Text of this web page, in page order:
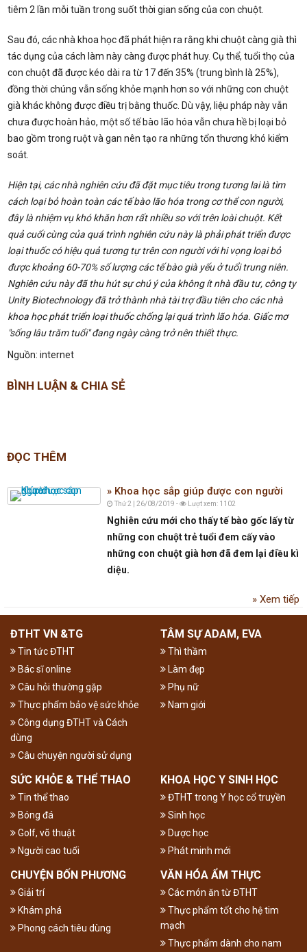
tiêm 2 lần mỗi tuần trong suốt thời gian sống của con chuột.
Sau đó, các nhà khoa học đã phát hiện ra rằng khi chuột càng già thì
tác dụng của cách làm này càng được phát huy. Cụ thể, tuổi thọ của
con chuột đã được kéo dài ra từ 17 đến 35% (trung bình là 25%),
đồng thời chúng vẫn sống khỏe mạnh hơn so với những con chuột
già khác không được điều trị bằng thuốc. Dù vậy, liệu pháp này vẫn
chưa được hoàn hảo, một số tế bào lão hóa vẫn chưa hề bị loại bỏ
bao gồm trong ruột và gan nên tạo ra những tổn thương khó kiểm
soát.
Hiện tại, các nhà nghiên cứu đã đặt mục tiêu trong tương lai là tìm
cách loại bỏ hoàn toàn các tế bào lão hóa trong cơ thể con người,
đây là nhiệm vụ khó khăn hơn rất nhiều so với trên loài chuột. Kết
quả cuối cùng của quá trình nghiên cứu này là phải phát triển được
loại thuốc có hiệu quả tương tự trên con người với hi vọng loại bỏ
được khoảng 60-70% số lượng các tế bào già yếu ở tuổi trung niên.
Nghiên cứu này đã thu hút sự chú ý của không ít nhà đầu tư, công ty
Unity Biotechnology đã trở thành nhà tài trợ đầu tiên cho các nhà
khoa học phát triển loại thuốc chống lại quá trình lão hóa. Giấc mơ
"sống lâu trăm tuổi" đang ngày càng trở nên thiết thực.
Nguồn: internet
BÌNH LUẬN & CHIA SẺ
ĐỌC THÊM
Khoa học sắp giúp được con người
Thứ 2 | 26/08/2019 - Lượt xem: 1102
Nghiên cứu mới cho thấy tế bào gốc lấy từ
những con chuột trẻ tuổi đem cấy vào
những con chuột già hơn đã đem lại điều kì
diệu.
Xem tiếp
ĐTHT VN &TG
Tin tức ĐTHT
Bác sĩ online
Câu hỏi thường gặp
Thực phẩm bảo vệ sức khỏe
Công dụng ĐTHT và Cách
dùng
Câu chuyện người sử dụng
TÂM SỰ ADAM, EVA
Thì thầm
Làm đẹp
Phụ nữ
Nam giới
SỨC KHỎE & THỂ THAO
Tin thể thao
Bóng đá
Golf, võ thuật
Người cao tuổi
KHOA HỌC Y SINH HỌC
ĐTHT trong Y học cổ truyền
Sinh học
Dược học
Phát minh mới
CHUYỆN BỐN PHƯƠNG
Giải trí
Khám phá
Phong cách tiêu dùng
VĂN HÓA ẨM THỰC
Các món ăn từ ĐTHT
Thực phẩm tốt cho hệ tim
mạch
Thực phẩm dành cho nam